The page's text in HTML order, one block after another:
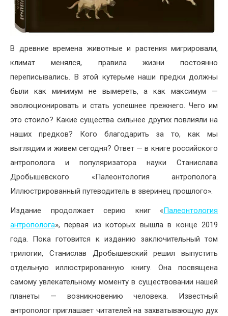
В древние времена животные и растения мигрировали,
климат менялся, правила жизни постоянно
переписывались. В этой кутерьме наши предки должны
были как минимум не вымереть, а как максимум —
эволюционировать и стать успешнее прежнего. Чего им
это стоило? Какие существа сильнее других повлияли на
наших предков? Кого благодарить за то, как мы
выглядим и живем сегодня? Ответ — в книге российского
антрополога и популяризатора науки Станислава
Дробышевского «Палеонтология антрополога.
Иллюстрированный путеводитель в зверинец прошлого».
Издание продолжает серию книг « Палеонтология
антрополога», первая из которых вышла в конце 2019
года. Пока готовится к изданию заключительный том
трилогии, Станислав Дробышевский решил выпустить
отдельную иллюстрированную книгу. Она посвящена
самому увлекательному моменту в существовании нашей
планеты — возникновению человека. Известный
антрополог приглашает читателей на захватывающую дух